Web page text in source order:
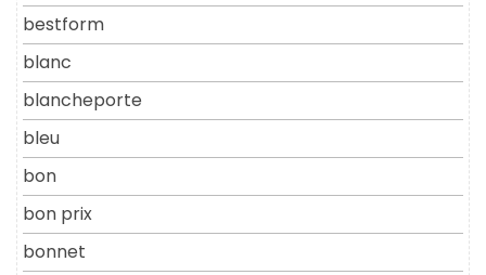
bestform
blanc
blancheporte
bleu
bon
bon prix
bonnet